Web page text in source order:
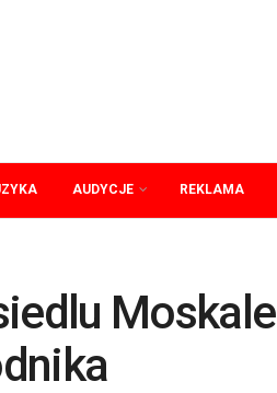
AUDYCJE REKLAMA
Moskale